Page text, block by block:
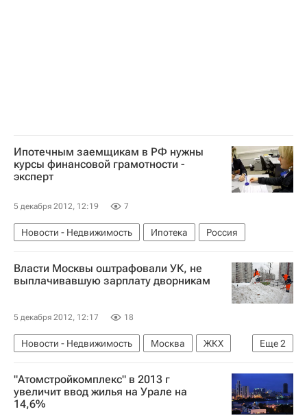
Ипотечным заемщикам в РФ нужны
курсы финансовой грамотности -
эксперт
5 декабря 2012, 12:19 7
Новости - Недвижимость Ипотека Россия
Власти Москвы оштрафовали УК, не
выплачивавшую зарплату дворникам
5 декабря 2012, 12:17 18
Еще2
Новости - Недвижимость Москва
ЖКХ
Штрафы
Россия
"Атомстройкомплекс" в 2013 г
увеличит ввод жилья на Урале на
14,6%